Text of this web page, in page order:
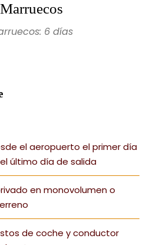
Marruecos
6 días
el aeropuerto el primer día
último día de salida
en monovolumen o
de coche y conductor